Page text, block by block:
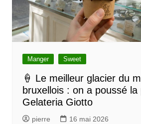
n
d
e
Manger Sweet
🍦 Le meilleur glacier du
bruxellois : on a poussé la
Gelateria Giotto
pierre 16 mai 2026